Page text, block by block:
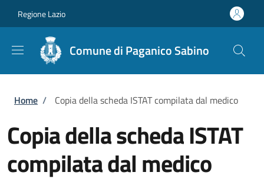
Regione Lazio
Comune di Paganico Sabino
Briciole di pane
Home / Copia della scheda ISTAT compilata dal medico
Copia della scheda ISTAT
compilata dal medico